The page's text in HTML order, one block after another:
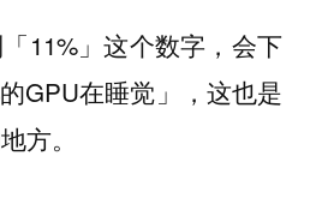
11%」这个数字，会下
GPU在睡觉」，这也是
方。